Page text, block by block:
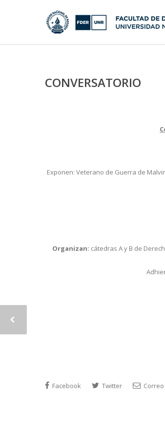
CONVERSATORIO
Exponen: Veterano de Guerra de
Organizan: cátedras A y B de
Facebook Twitter